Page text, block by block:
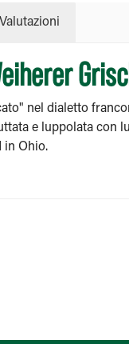
Valutazioni
nel dialetto
e luppolata con
in Ohio.